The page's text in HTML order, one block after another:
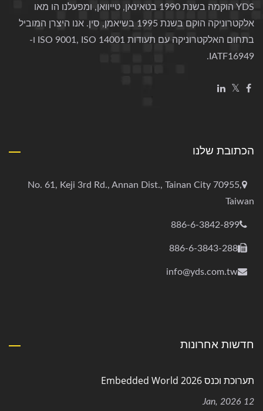
YDS הוקמה בשנת 1990 בטאינאן, טייוואן, ומפעלנו הו מאו
אלקטרוניקה הוקם בשנת 1995 בשיאמן, סין. אנו היצרן המוביל
בתחום האלקטרוניקה עם תעודות ISO 9001, ISO 14001 ו-
IATF16949.
הכתובת שלנו
No. 61, Keji 3rd Rd., Annan Dist., Tainan City 70955,
Taiwan
886-6-3842-899
886-6-3843-288
info@yds.com.tw
חדשות אחרונות
תערוכת וכנס Embedded World 2026
12 Jan, 2026